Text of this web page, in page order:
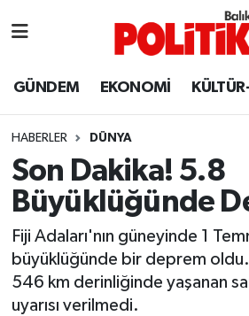
GÜNDEM EKONOMİ
HABERLER DÜNYA
Son Dakika! 5.8
Büyüklüğünde
Fiji Adaları'nın güneyinde 1
büyüklüğünde bir deprem
546 km derinliğinde yaşanan
uyarısı verilmedi.
Ayvalık
Balya
Bandırma
BİYOGRAFİLER
Balıkesir Hava Durumu
Balıkesir Namaz Vakitleri
Balıkesir Trafik Yoğunluk
Süper Lig Puan Durumu ve
Tüm Manşetler